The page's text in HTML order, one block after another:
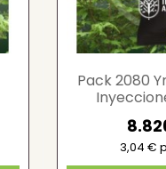
Pack 2080
3,04 €